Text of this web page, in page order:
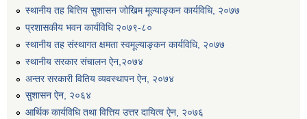
स्थानीय तह बित्तिय सुशासन जोखिम मूल्याङ्कन कार्यविधि, २०७७
प्रशासकीय भवन कार्यविधि २०७९-८०
स्थानीय तह संस्थागत क्षमता स्वमूल्याङ्कन कार्यविधि, २०७७
स्थानीय सरकार संचालन ऐन,२०७४
अन्तर सरकारी वितिय व्यवस्थापन ऐन, २०७४
सुशासन ऐन, २०६४
आर्थिक कार्यविधि तथा वित्तिय उत्तर दायित्व ऐन, २०७६